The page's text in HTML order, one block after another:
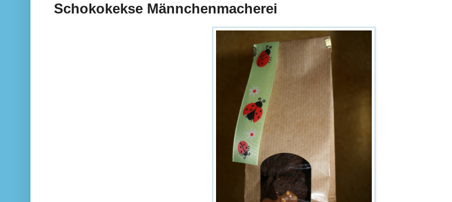
Schokokekse Männchenmacherei